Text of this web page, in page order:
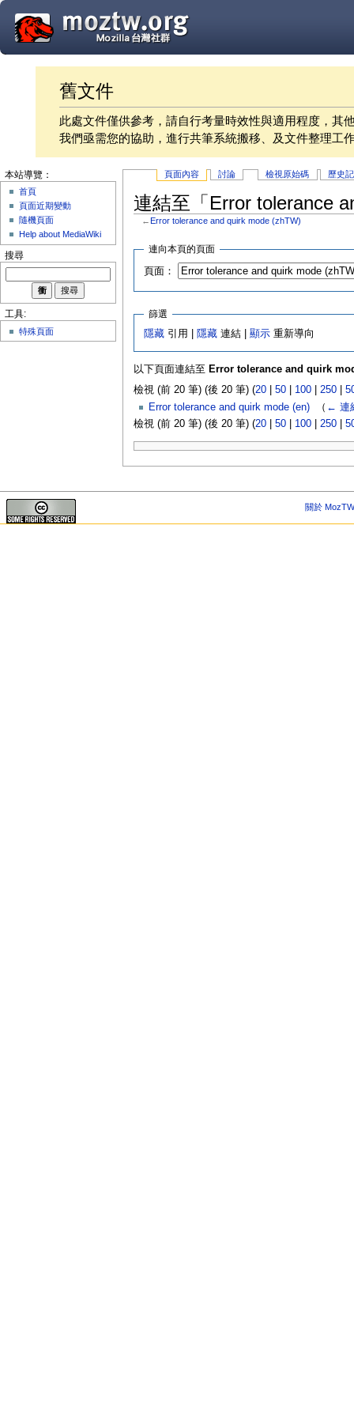
舊文件
此處文件僅供參考，請自行考量時效性與適用程度，其
我們亟需您的協助，進行共筆系統搬移、及文件整理工
頁面內容 討論 檢視原始碼 歷史
連結至「Error tolerance
← Error tolerance and quirk mode (zhTW)
連向本頁的頁面
頁面：
篩選
隱藏 引用 | 隱藏 連結 |顯示 重新導向
以下頁面連結至 Error tolerance and quirk
檢視 (前 20 筆) (後 20 筆) (20| 50| 100| 250|
Error tolerance and quirk mode (en)‎ （ ← 連
檢視 (前 20 筆) (後 20 筆) (20| 50| 100| 250|
本站導覽：
首頁
頁面近期變動
隨機頁面
Help about MediaWiki
搜尋
工具:
特殊頁面
關於